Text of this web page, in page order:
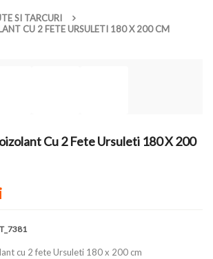
SI TARCURI
CU 2 FETE URSULETI 180 X 200 CM
Cu 2 Fete Ursuleti 180 X 200
cu 2 fete Ursuleti 180 x 200 cm